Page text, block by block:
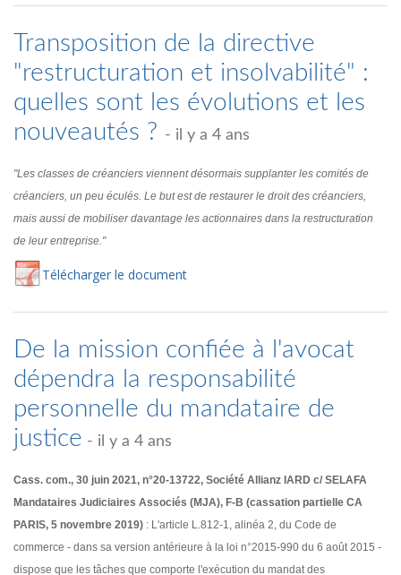
Transposition de la directive
"restructuration et insolvabilité" :
quelles sont les évolutions et les
nouveautés ? - il y a 4 ans
"Les classes de créanciers viennent désormais supplanter les comités de
créanciers, un peu éculés. Le but est de restaurer le droit des créanciers,
mais aussi de mobiliser davantage les actionnaires dans la restructuration
de leur entreprise."
Télécharger le document
De la mission confiée à l'avocat
dépendra la responsabilité
personnelle du mandataire de
justice - il y a 4 ans
Cass. com., 30 juin 2021, n°20-13722, Société Allianz IARD c/ SELAFA
Mandataires Judiciaires Associés (MJA), F-B (cassation partielle CA
PARIS, 5 novembre 2019) : L'article L.812-1, alinéa 2, du Code de
commerce - dans sa version antérieure à la loi n°2015-990 du 6 août 2015 -
dispose que les tâches que comporte l'exécution du mandat des